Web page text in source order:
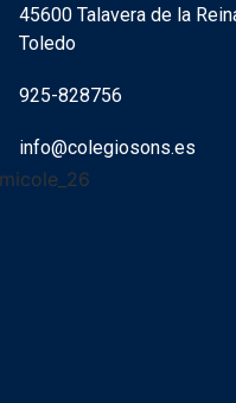
45600 Talavera de la
Toledo
925-828756
info@colegiosons.es